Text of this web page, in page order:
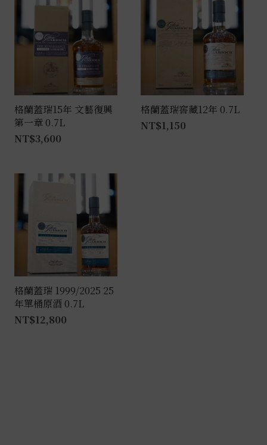
格蘭蓋瑞15年 文藝復興
第一章 0.7L
NT$3,600
格蘭蓋瑞窖藏12年 0.7L
NT$1,150
格蘭蓋瑞 1999/2025 25
年單桶原酒 0.7L
NT$12,800